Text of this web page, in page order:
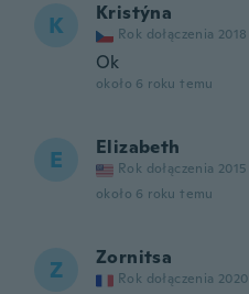
K Kristýna
Rok dołączenia 2018
Ok
około 6 roku temu
E Elizabeth
Rok dołączenia 2015
około 6 roku temu
Z Zornitsa
Rok dołączenia 2020